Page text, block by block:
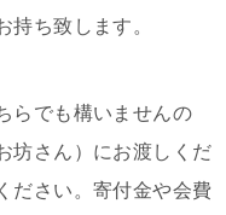
持ち致します。
らでも構いませんの
坊さん）にお渡しくだ
ださい。寄付金や会費